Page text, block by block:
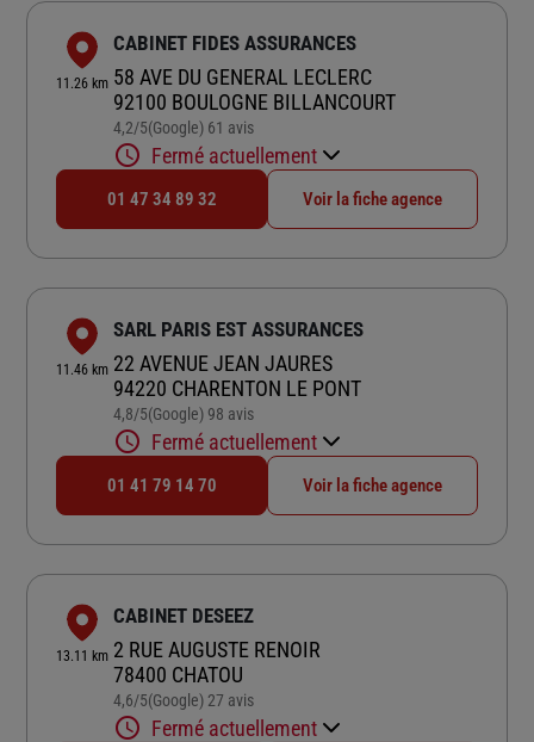
11.26 km
CABINET FIDES ASSURANCES
58 AVE DU GENERAL LECLERC
92100 BOULOGNE BILLANCOURT
4,2/5Note de 4.2 sur 5
(Google) 61 avis
Fermé actuellement
01 47 34 89 32 Voir la fiche agence
11.46 km
SARL PARIS EST ASSURANCES
22 AVENUE JEAN JAURES
94220 CHARENTON LE PONT
4,8/5Note de 4.8 sur 5
(Google) 98 avis
Fermé actuellement
01 41 79 14 70 Voir la fiche agence
13.11 km
CABINET DESEEZ
2 RUE AUGUSTE RENOIR
78400 CHATOU
4,6/5Note de 4.6 sur 5
(Google) 27 avis
Fermé actuellement